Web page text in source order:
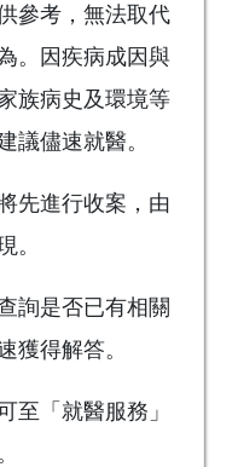
參考，無法取代
。因疾病成因與
族病史及環境等
議儘速就醫。
先進行收案，由
。
詢是否已有相關
獲得解答。
「就醫服務」